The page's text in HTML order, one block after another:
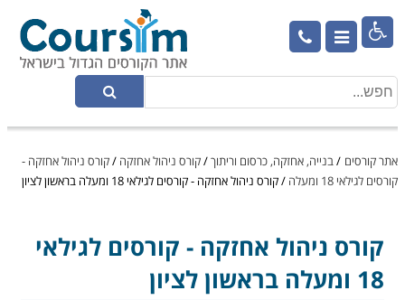

אתר קורסים /בנייה, אחזקה, כרסום וריתוך/קורס ניהול אחזקה /קורס ניהול אחזקה -
קורסים לגילאי 18 ומעלה
/קורס ניהול אחזקה - קורסים לגילאי 18 ומעלה בראשון לציון
קורס ניהול אחזקה - קורסים לגילאי
18 ומעלה בראשון לציון